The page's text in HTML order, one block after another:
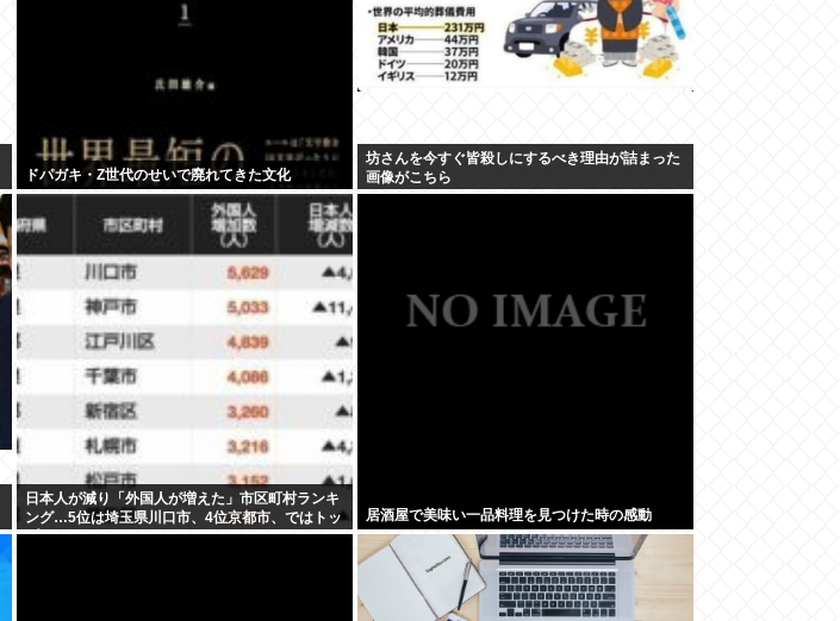
ドパガキ・Z世代のせいで廃れてきた文化
坊さんを今すぐ皆殺しにするべき理由が詰まった
画像がこちら
日本人が減り「外国人が増えた」市区町村ランキ
ング…5位は埼玉県川口市、4位京都市、ではトッ
プ3は？
居酒屋で美味い一品料理を見つけた時の感動